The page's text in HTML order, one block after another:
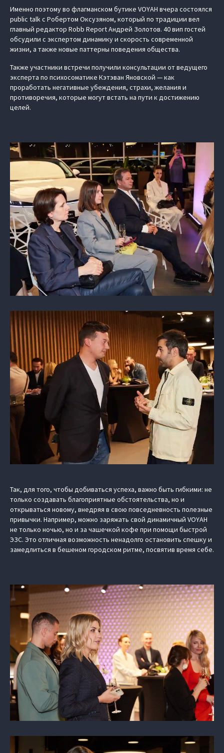
Именно поэтому во флагманском бутике VOYAH вчера состоялся
public talk с Робертом Оксузяном, который по традиции вел
главный редактор Robb Report Андрей Золотов. 40 вип гостей
обсудили с экспертом динамику и скорость современной
жизни, а также новые паттерны поведения общества.
Также участники встречи получили консультации от ведущего
эксперта по психосоматике Кэтэван Яновской — как
проработать негативные убеждения, страхи, желания и
противоречия, которые могут встать на пути к достижению
целей.
Так, для того, чтобы добиваться успеха, важно быть гибкими: не
только создавать благоприятные обстоятельства, но и
открываться новому, внедряя в свою повседневность полезные
привычки. Например, можно заряжать свой динамичный VOYAH
не только ночью, но и за чашечкой кофе при помощи быстрой
ЭЗС. Это отличная возможность ненадолго остановить спешку и
замедлиться в бешеном городском ритме, посвятив время себе.